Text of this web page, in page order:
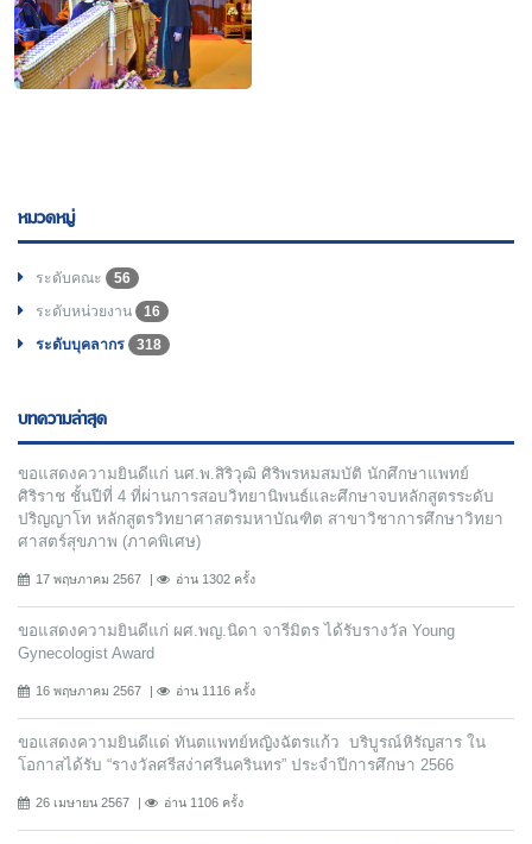
หมวดหมู่
ระดับคณะ
56
ระดับหน่วยงาน
16
ระดับบุคลากร
318
บทความล่าสุด
ขอแสดงความยินดีแก่ นศ.พ.สิริวุฒิ ศิริพรหมสมบัติ นักศึกษาแพทย์
ศิริราช ชั้นปีที่ 4 ที่ผ่านการสอบวิทยานิพนธ์และศึกษาจบหลักสูตรระดับ
ปริญญาโท หลักสูตรวิทยาศาสตรมหาบัณฑิต สาขาวิชาการศึกษาวิทยา
ศาสตร์สุขภาพ (ภาคพิเศษ)
17 พฤษภาคม 2567 อ่าน 1302 ครั้ง
ขอแสดงความยินดีแก่ ผศ.พญ.นิดา จารีมิตร ได้รับรางวัล Young
Gynecologist Award
16 พฤษภาคม 2567 อ่าน 1116 ครั้ง
ขอแสดงความยินดีแด่ ทันตแพทย์หญิงฉัตรแก้ว บริบูรณ์หิรัญสาร ใน
โอกาสได้รับ “รางวัลศรีสง่าศรีนครินทร” ประจำปีการศึกษา 2566
26 เมษายน 2567 อ่าน 1106 ครั้ง